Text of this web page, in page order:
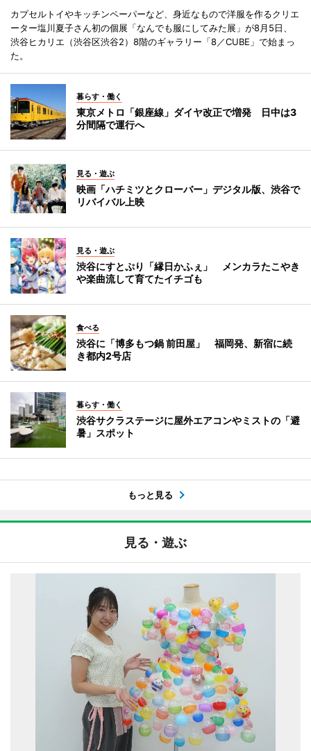
カプセルトイやキッチンペーパーなど、身近なもので洋服を作るクリエ
ーター塩川夏子さん初の個展「なんでも服にしてみた展」が8月5日、
渋谷ヒカリエ（渋谷区渋谷2）8階のギャラリー「8／CUBE」で始まっ
た。
暮らす・働く
東京メトロ「銀座線」ダイヤ改正で増発 日中は3
分間隔で運行へ
見る・遊ぶ
映画「ハチミツとクローバー」デジタル版、渋谷で
リバイバル上映
見る・遊ぶ
渋谷にすとぷり「縁日かふぇ」 メンカラたこやき
や楽曲流して育てたイチゴも
食べる
渋谷に「博多もつ鍋 前田屋」 福岡発、新宿に続
き都内2号店
暮らす・働く
渋谷サクラステージに屋外エアコンやミストの「避
暑」スポット
もっと見る
見る・遊ぶ